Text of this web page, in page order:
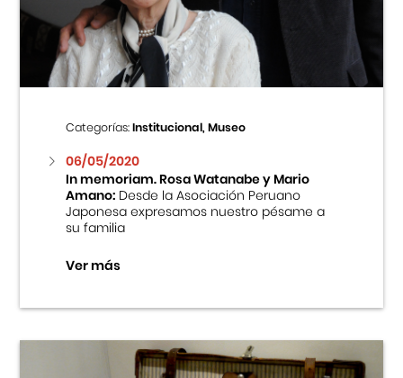
Centro Cultural Peruano Japonés
Cursos
Museo de la Inmigración Japonesa
Fondo Editorial
Teatro Peruano Japonés
Categorías:Institucional, Museo
06/05/2020
In memoriam. Rosa Watanabe y Mario
Amano:Desde la Asociación Peruano
Japonesa expresamos nuestro pésame a
su familia
Ver más